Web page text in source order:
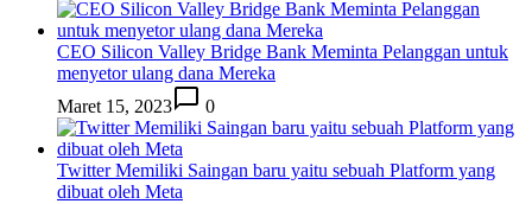
CEO Silicon Valley Bridge Bank Meminta Pelanggan untuk
menyetor ulang dana Mereka
Maret 15, 2023
0
Twitter Memiliki Saingan baru yaitu sebuah Platform yang
dibuat oleh Meta